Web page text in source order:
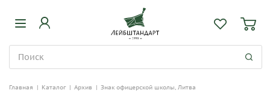
Главная | Каталог | Архив | Знак офицерской школы, Литва